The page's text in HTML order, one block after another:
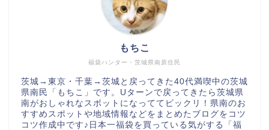
福袋ハンター・茨城県南原住民
もちこ
茨城→東京・千葉→茨城と戻ってきた40代満喫中の茨城
県南民「もちこ」です。Uターンで戻ってきたら茨城県
南がおしゃれなスポットになっててビックリ！県南のお
すすめスポットや地域情報などをまとめたブログをコツ
コツ作成中です♪日本一福袋を買っている気がする「福